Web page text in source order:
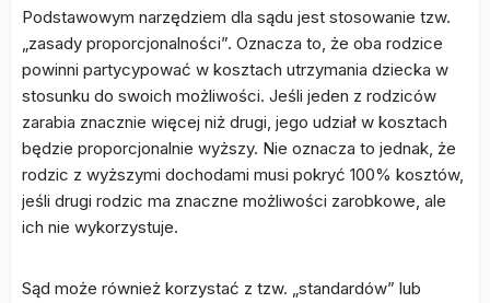
Podstawowym narzędziem dla sądu jest stosowanie tzw.
„zasady proporcjonalności”. Oznacza to, że oba rodzice
powinni partycypować w kosztach utrzymania dziecka w
stosunku do swoich możliwości. Jeśli jeden z rodziców
zarabia znacznie więcej niż drugi, jego udział w kosztach
będzie proporcjonalnie wyższy. Nie oznacza to jednak, że
rodzic z wyższymi dochodami musi pokryć 100% kosztów,
jeśli drugi rodzic ma znaczne możliwości zarobkowe, ale
ich nie wykorzystuje.
Sąd może również korzystać z tzw. „standardów” lub